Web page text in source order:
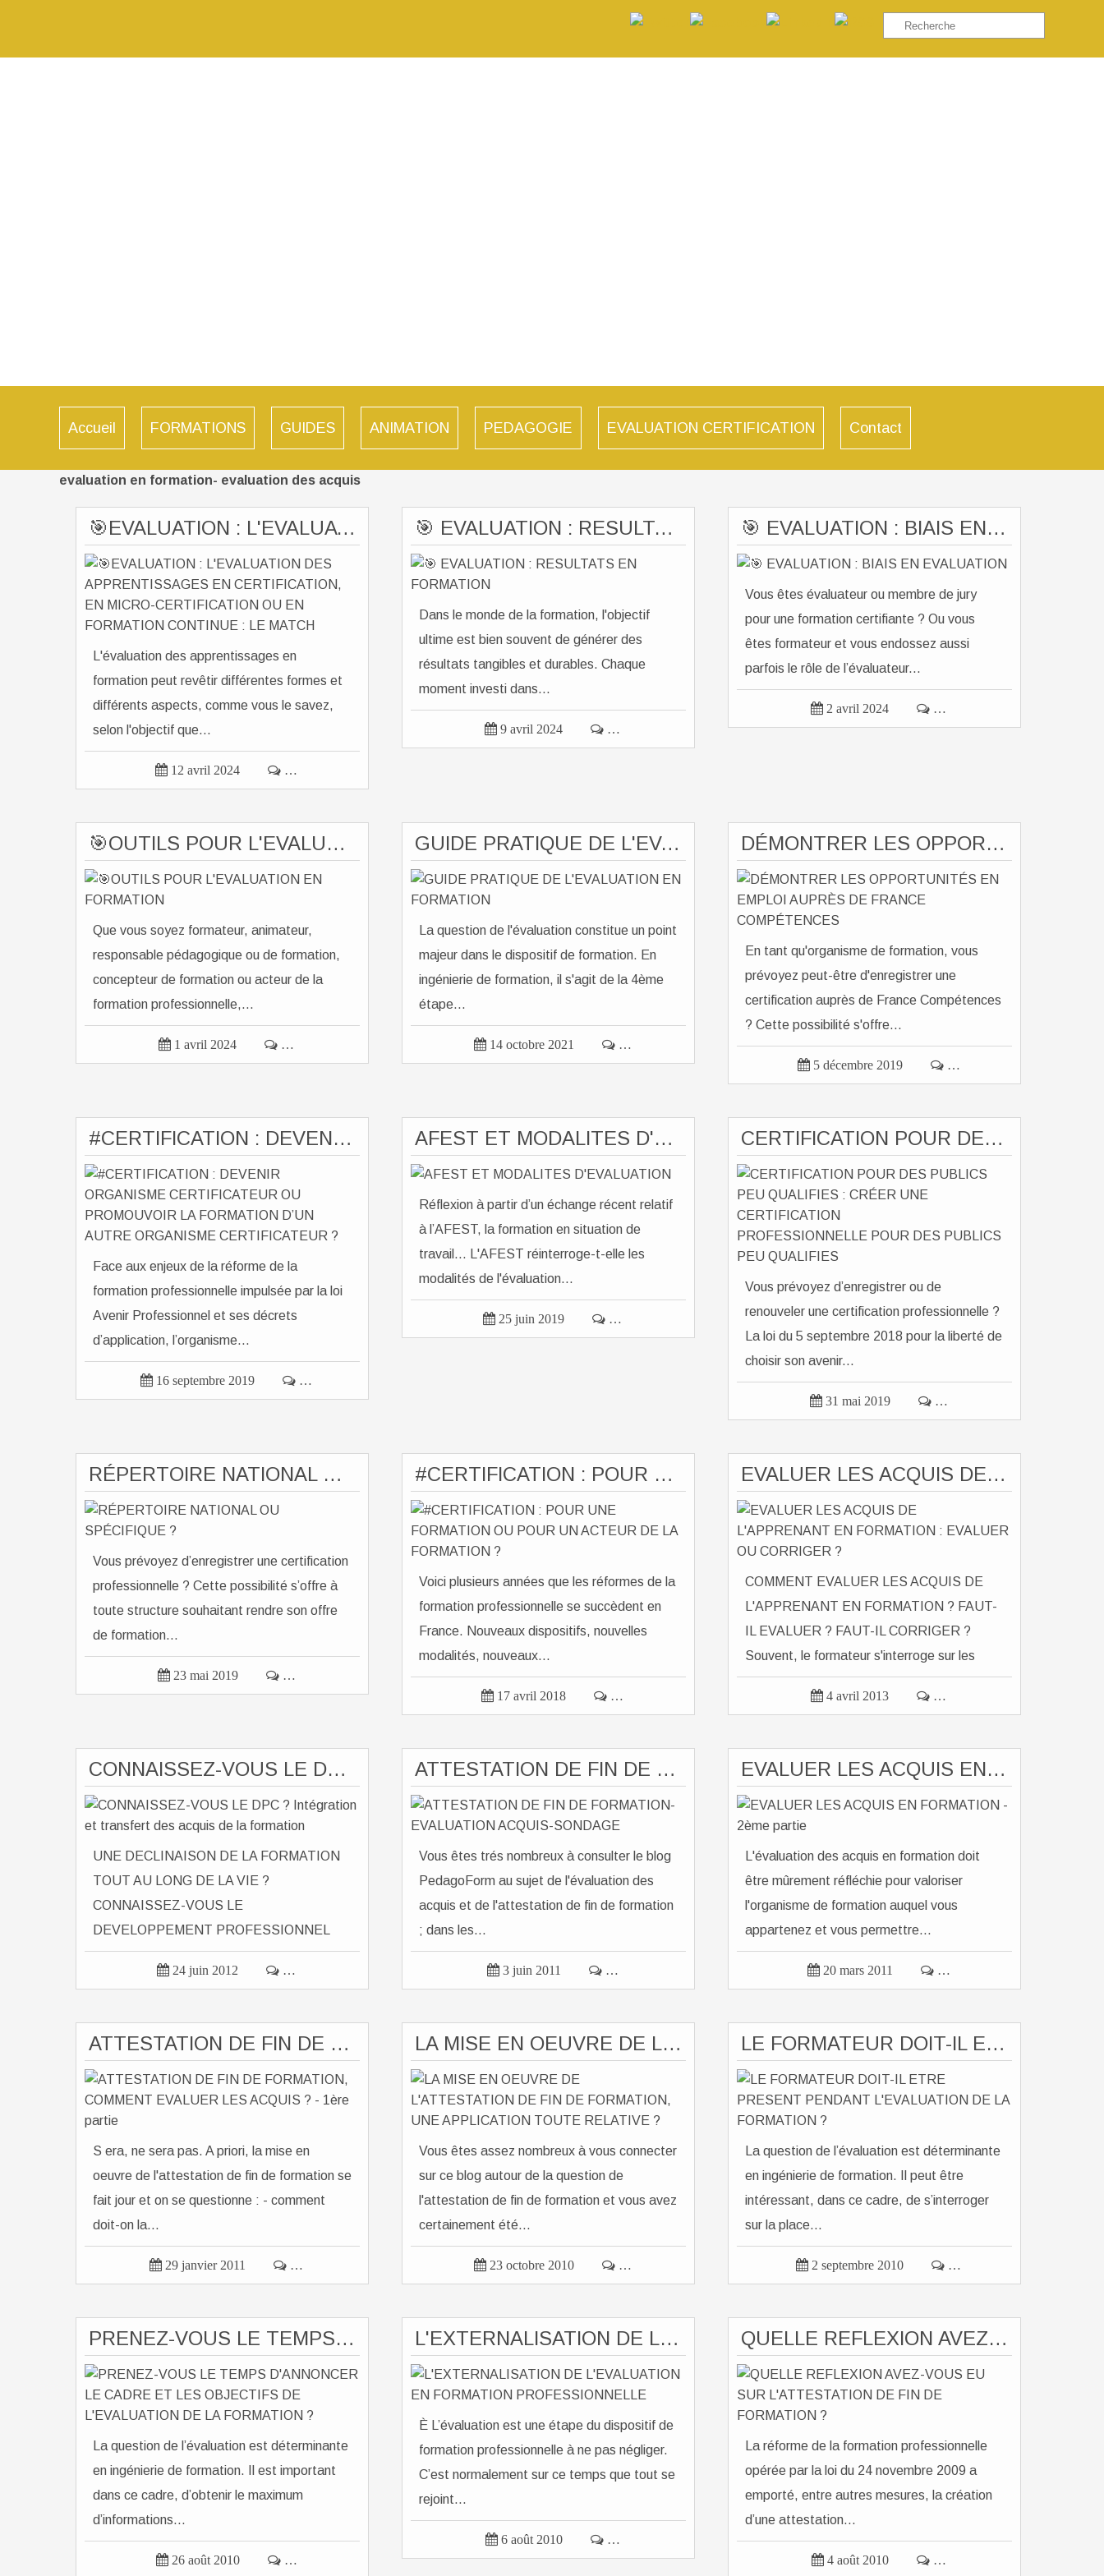
Accueil FORMATIONS GUIDES ANIMATION PEDAGOGIE EVALUATION CERTIFICATION Contact
evaluation en formation- evaluation des acquis
🎯EVALUATION : L'EVALUATION DES APPRENTISSAGES EN CERTIFICATION, EN MICRO-CERTIFICATION OU EN FORMATION CONTINUE : LE MATCH
L'évaluation des apprentissages en
formation peut revêtir différentes formes et
différents aspects, comme vous le savez,
selon l'objectif que...
 12 avril 2024  …
🎯 EVALUATION : RESULTATS EN FORMATION
Dans le monde de la formation, l'objectif
ultime est bien souvent de générer des
résultats tangibles et durables. Chaque
moment investi dans...
 9 avril 2024  …
🎯 EVALUATION : BIAIS EN EVALUATION
Vous êtes évaluateur ou membre de jury
pour une formation certifiante ? Ou vous
êtes formateur et vous endossez aussi
parfois le rôle de l’évaluateur...
 2 avril 2024  …
🎯OUTILS POUR L'EVALUATION EN FORMATION
Que vous soyez formateur, animateur,
responsable pédagogique ou de formation,
concepteur de formation ou acteur de la
formation professionnelle,...
 1 avril 2024  …
GUIDE PRATIQUE DE L'EVALUATION EN FORMATION
La question de l'évaluation constitue un point
majeur dans le dispositif de formation. En
ingénierie de formation, il s'agit de la 4ème
étape...
 14 octobre 2021  …
DÉMONTRER LES OPPORTUNITÉS EN EMPLOI AUPRÈS DE FRANCE COMPÉTENCES
En tant qu'organisme de formation, vous
prévoyez peut-être d'enregistrer une
certification auprès de France Compétences
? Cette possibilité s'offre...
 5 décembre 2019  …
#CERTIFICATION : DEVENIR ORGANISME CERTIFICATEUR OU PROMOUVOIR LA FORMATION D’UN AUTRE ORGANISME CERTIFICATEUR ?
Face aux enjeux de la réforme de la
formation professionnelle impulsée par la loi
Avenir Professionnel et ses décrets
d’application, l’organisme...
 16 septembre 2019  …
AFEST ET MODALITES D'EVALUATION
Réflexion à partir d’un échange récent relatif
à l’AFEST, la formation en situation de
travail… L'AFEST réinterroge-t-elle les
modalités de l'évaluation...
 25 juin 2019  …
CERTIFICATION POUR DES PUBLICS PEU QUALIFIES : CRÉER UNE CERTIFICATION PROFESSIONNELLE POUR DES PUBLICS PEU QUALIFIES
Vous prévoyez d’enregistrer ou de
renouveler une certification professionnelle ?
La loi du 5 septembre 2018 pour la liberté de
choisir son avenir...
 31 mai 2019  …
RÉPERTOIRE NATIONAL OU SPÉCIFIQUE ?
Vous prévoyez d’enregistrer une certification
professionnelle ? Cette possibilité s’offre à
toute structure souhaitant rendre son offre
de formation...
 23 mai 2019  …
#CERTIFICATION : POUR UNE FORMATION OU POUR UN ACTEUR DE LA FORMATION ?
Voici plusieurs années que les réformes de la
formation professionnelle se succèdent en
France. Nouveaux dispositifs, nouvelles
modalités, nouveaux...
 17 avril 2018  …
EVALUER LES ACQUIS DE L'APPRENANT EN FORMATION : EVALUER OU CORRIGER ?
COMMENT EVALUER LES ACQUIS DE
L'APPRENANT EN FORMATION ? FAUT-
IL EVALUER ? FAUT-IL CORRIGER ?
Souvent, le formateur s'interroge sur les
mêmes...
 4 avril 2013  …
CONNAISSEZ-VOUS LE DPC ? Intégration et transfert des acquis de la formation
UNE DECLINAISON DE LA FORMATION
TOUT AU LONG DE LA VIE ?
CONNAISSEZ-VOUS LE
DEVELOPPEMENT PROFESSIONNEL
CONTINU ? Si vous êtes formateur,
consultant,...
 24 juin 2012  …
ATTESTATION DE FIN DE FORMATION-EVALUATION ACQUIS-SONDAGE
Vous êtes trés nombreux à consulter le blog
PedagoForm au sujet de l'évaluation des
acquis et de l'attestation de fin de formation
; dans les...
 3 juin 2011  …
EVALUER LES ACQUIS EN FORMATION - 2ème partie
L'évaluation des acquis en formation doit
être mûrement réfléchie pour valoriser
l'organisme de formation auquel vous
appartenez et vous permettre...
 20 mars 2011  …
ATTESTATION DE FIN DE FORMATION, COMMENT EVALUER LES ACQUIS ? - 1ère partie
S era, ne sera pas. A priori, la mise en
oeuvre de l'attestation de fin de formation se
fait jour et on se questionne : - comment
doit-on la...
 29 janvier 2011  …
LA MISE EN OEUVRE DE L'ATTESTATION DE FIN DE FORMATION, UNE APPLICATION TOUTE RELATIVE ?
Vous êtes assez nombreux à vous connecter
sur ce blog autour de la question de
l'attestation de fin de formation et vous avez
certainement été...
 23 octobre 2010  …
LE FORMATEUR DOIT-IL ETRE PRESENT PENDANT L'EVALUATION DE LA FORMATION ?
La question de l’évaluation est déterminante
en ingénierie de formation. Il peut être
intéressant, dans ce cadre, de s’interroger
sur la place...
 2 septembre 2010  …
PRENEZ-VOUS LE TEMPS D'ANNONCER LE CADRE ET LES OBJECTIFS DE L'EVALUATION DE LA FORMATION ?
La question de l’évaluation est déterminante
en ingénierie de formation. Il est important
dans ce cadre, d’obtenir le maximum
d’informations...
 26 août 2010  …
L'EXTERNALISATION DE L'EVALUATION EN FORMATION PROFESSIONNELLE
È L’évaluation est une étape du dispositif de
formation professionnelle à ne pas négliger.
C’est normalement sur ce temps que tout se
rejoint...
 6 août 2010  …
QUELLE REFLEXION AVEZ-VOUS EU SUR L'ATTESTATION DE FIN DE FORMATION ?
La réforme de la formation professionnelle
opérée par la loi du 24 novembre 2009 a
emporté, entre autres mesures, la création
d’une attestation...
 4 août 2010  …